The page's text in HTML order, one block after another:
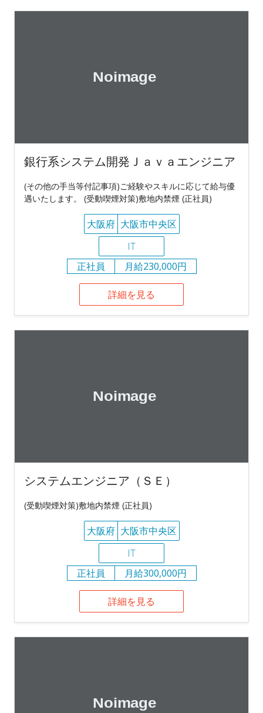
銀行系システム開発Ｊａｖａエンジニア
(その他の手当等付記事項)ご経験やスキルに応じて給与優
遇いたします。 (受動喫煙対策)敷地内禁煙 (正社員)
大阪府 大阪市中央区
IT
正社員
月給230,000円
詳細を見る
システムエンジニア（ＳＥ）
(受動喫煙対策)敷地内禁煙 (正社員)
大阪府 大阪市中央区
IT
正社員
月給300,000円
詳細を見る